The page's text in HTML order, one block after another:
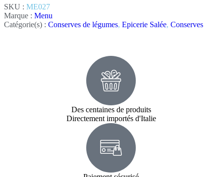
SKU : ME027
Marque : Menu
Catégorie(s) : Conserves de légumes, Epicerie Salée, Conserves
Des centaines de produits
Directement importés d'Italie